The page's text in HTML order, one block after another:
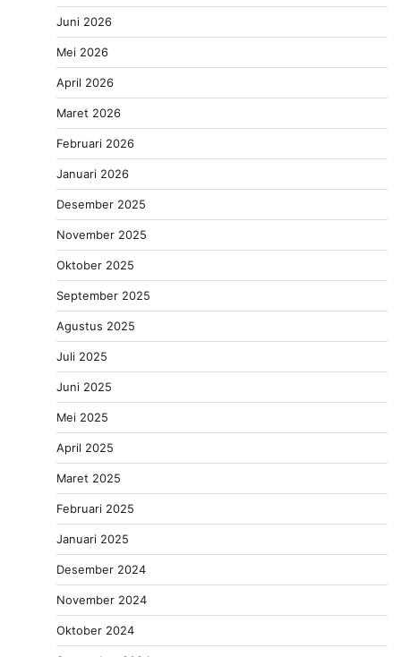
Juni 2026
Mei 2026
April 2026
Maret 2026
Februari 2026
Januari 2026
Desember 2025
November 2025
Oktober 2025
September 2025
Agustus 2025
Juli 2025
Juni 2025
Mei 2025
April 2025
Maret 2025
Februari 2025
Januari 2025
Desember 2024
November 2024
Oktober 2024